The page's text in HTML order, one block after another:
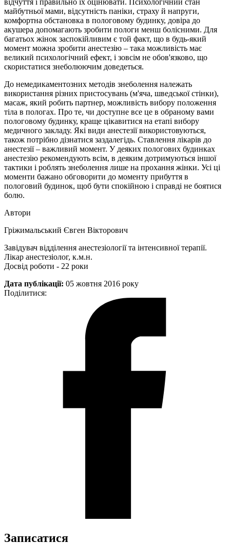
майбутньої мами, відсутність паніки, страху й напруги,
комфортна обстановка в пологовому будинку, довіра до
акушера допомагають зробити пологи менш болісними. Для
багатьох жінок заспокійливим є той факт, що в будь-який
момент можна зробити анестезію – така можливість має
великий психологічний ефект, і зовсім не обов'язково, що
скористатися знеболюючим доведеться.
До немедикаментозних методів знеболення належать
використання різних пристосувань (м'яча, шведської стінки),
масаж, який робить партнер, можливість вибору положення
тіла в пологах. Про те, чи доступне все це в обраному вами
пологовому будинку, краще цікавитися на етапі вибору
медичного закладу. Які види анестезії використовуються,
також потрібно дізнатися заздалегідь. Ставлення лікарів до
анестезії – важливий момент. У деяких пологових будинках
анестезію рекомендують всім, в деяким дотримуються іншої
тактики і роблять знеболення лише на прохання жінки. Усі ці
моменти бажано обговорити до моменту прибуття в
пологовий будинок, щоб бути спокійною і справді не боятися
болю.
Автори
Гріжимальський Євген Вікторович
Завідувач відділення анестезіології та інтенсивної терапії.
Лікар анестезіолог, к.м.н.
Досвід роботи - 22 роки
Дата публікації: 05 жовтня 2016 року
Поділитися:
Записатися